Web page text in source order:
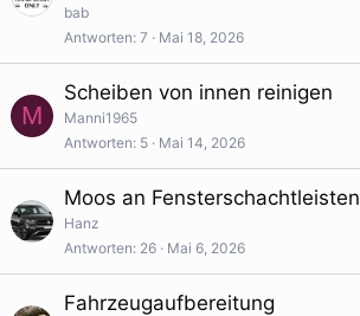
bab
Antworten 7 Mai 18, 2026
M
Scheiben von innen reinigen
Manni1965
Antworten 5 Mai 14, 2026
Moos an Fensterschachtleisten
Hanz
Antworten 26 Mai 6, 2026
Fahrzeugaufbereitung